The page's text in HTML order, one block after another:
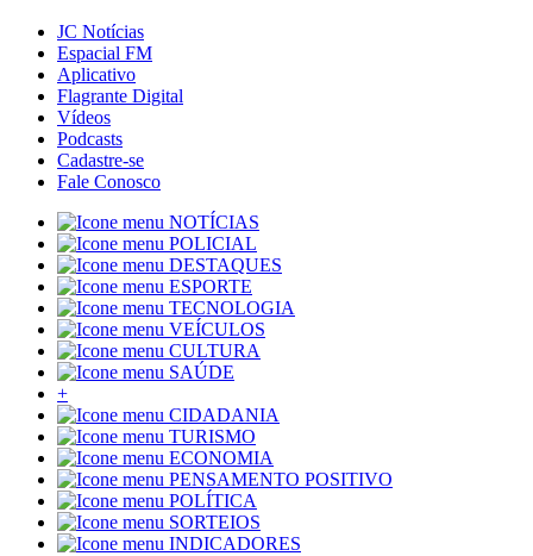
JC Notícias
Espacial FM
Aplicativo
Flagrante Digital
Vídeos
Podcasts
Cadastre-se
Fale Conosco
NOTÍCIAS
POLICIAL
DESTAQUES
ESPORTE
TECNOLOGIA
VEÍCULOS
CULTURA
SAÚDE
+
CIDADANIA
TURISMO
ECONOMIA
PENSAMENTO POSITIVO
POLÍTICA
SORTEIOS
INDICADORES